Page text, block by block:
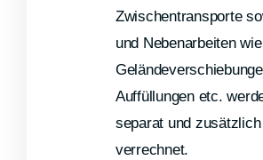
Zwischentransporte
und Nebenarbeiten
Auffüllungen etc.
separat und zusätzlich
verrechnet.